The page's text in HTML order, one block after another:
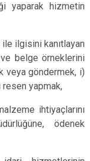
yaparak hizmetin
ile ilgisini kanıtlayan
belge örneklerini
veya göndermek, i)
resen yapmak,
ihtiyaçlarını
ödenek